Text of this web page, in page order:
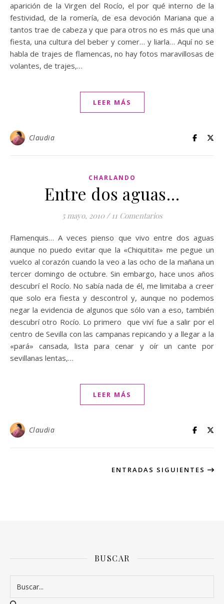
aparición de la Virgen del Rocío, el por qué interno de la
festividad, de la romería, de esa devoción Mariana que a
tantos trae de cabeza y que para otros no es más que una
fiesta, una cultura del beber y comer… y liarla… Aquí no se
habla de trajes de flamencas, no hay fotos maravillosas de
volantes, de trajes,…
LEER MÁS
Claudia
CHARLANDO
Entre dos aguas…
5 mayo, 2010 / 11 Comentarios
Flamenquis… A veces pienso que vivo entre dos aguas
aunque no puedo evitar que la «Chiquitita» me pegue un
vuelco al corazón cuando la veo a las ocho de la mañana un
tercer domingo de octubre. Sin embargo, hace unos años
descubrí el Rocío. No sabía nada de él, me limitaba a creer
que solo era fiesta y descontrol y, aunque no podemos
negar la evidencia de algunos que sólo van a eso, también
descubrí otro Rocío. Lo primero que viví fue a salir por el
centro de Sevilla con las campanas repicando y a llegar a la
«pará» cansada, lista para cenar y oír un cante por
sevillanas lentas,…
LEER MÁS
Claudia
ENTRADAS SIGUIENTES
BUSCAR